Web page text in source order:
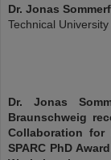
Dr. Jonas
Technical
Dr. Jonas
Braunschweig
Collaboration
SPARC PhD